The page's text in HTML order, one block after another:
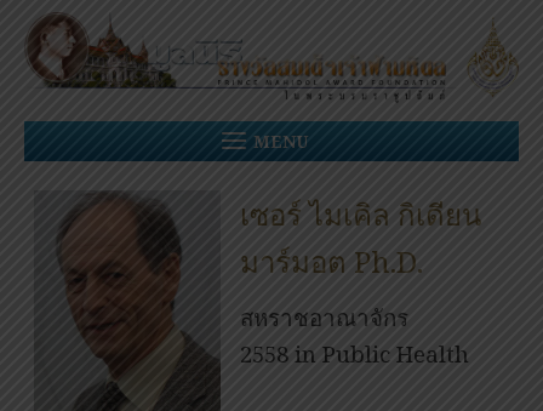
Skip
content
MENU
เซอร์ ไมเคิล กิเดียน
มาร์มอต Ph.D.
สหราชอาณาจักร
2558 in Public Health